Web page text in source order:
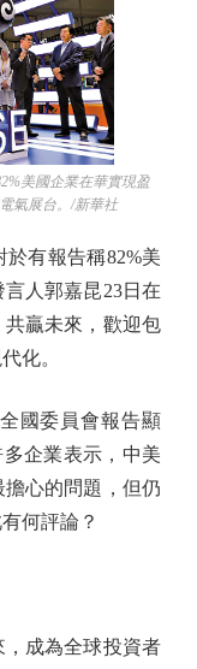
美國企業在華實現盈
氣展台。/新華社
有報告稱82%美
人郭嘉昆23日在
贏未來，歡迎包
化。
國委員會報告顯
企業表示，中美
心的問題，但仍
何評論？
成為全球投資者